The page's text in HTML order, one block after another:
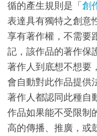
循的產生規則是「創
表達具有獨特之創意
享有著作權，不需要
記，該作品的著作保
著作人到底想不想要
會自動對此作品提供
著作人都認同此種自
作品如果能不受限制
高的傳播、推廣，或